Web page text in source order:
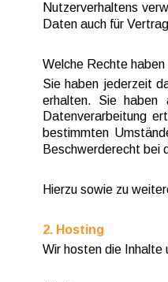
Nutzerverhaltens
Daten auch für
Welche Rechte
Sie haben jederzeit
erhalten. Sie haben
Datenverarbeitung
bestimmten
Beschwerderecht bei
Hierzu sowie zu
2. Hosting
Wir hosten die Inhalte